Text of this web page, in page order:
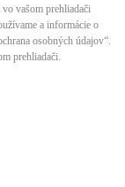
vašom prehliadači
a informácie o
osobných údajov“.
prehliadači.